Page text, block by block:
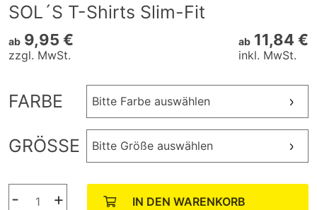
SOL´S T-Shirts Slim-Fit
ab 9,95 €
zzgl. MwSt.
ab 11,84 €
inkl. MwSt.
FARBE Bitte Farbe auswählen
GRÖSSE Bitte Größe auswählen
- + IN DEN WARENKORB